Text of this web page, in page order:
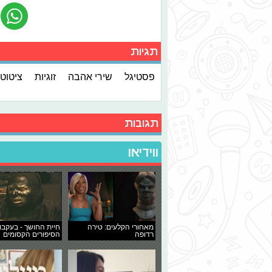
תגיות
פסטיגל שירי אהבה זוגיות
תגובות
ווידיאו
מאחורי הקלעים: טירה
רדופה
חיית החושך -
הסיפורים הקסומים